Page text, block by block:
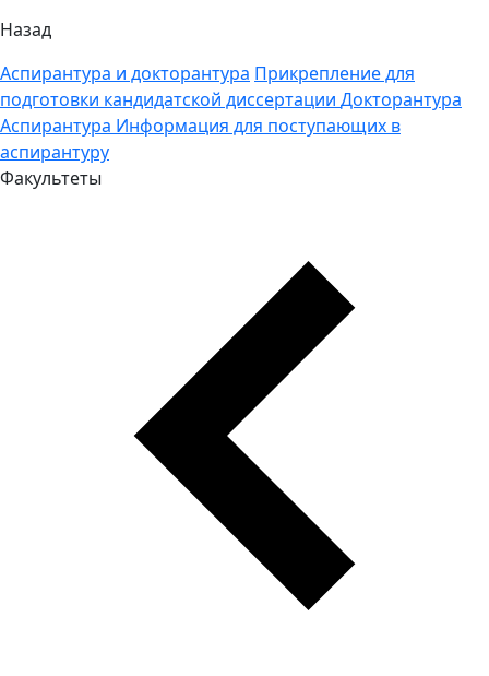
Назад
Аспирантура и докторантура Прикрепление для
подготовки кандидатской диссертации Докторантура
Аспирантура Информация для поступающих в
аспирантуру
Факультеты